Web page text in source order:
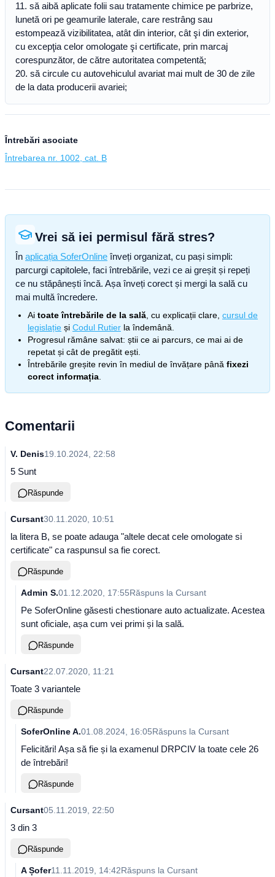
11. să aibă aplicate folii sau tratamente chimice pe parbrize,
lunetă ori pe geamurile laterale, care restrâng sau
estompează vizibilitatea, atât din interior, cât şi din exterior,
cu excepţia celor omologate şi certificate, prin marcaj
corespunzător, de către autoritatea competentă;
20. să circule cu autovehiculul avariat mai mult de 30 de zile
de la data producerii avariei;
Întrebări asociate
Întrebarea nr. 1002, cat. B
Vrei să iei permisul fără stres?
În aplicația SoferOnline înveți organizat, cu pași simpli:
parcurgi capitolele, faci întrebările, vezi ce ai greșit și repeți
ce nu stăpânești încă. Așa înveți corect și mergi la sală cu
mai multă încredere.
Ai toate întrebările de la sală , cu explicații clare, cursul de
legislație și Codul Rutier la îndemână.
Progresul rămâne salvat: știi ce ai parcurs, ce mai ai de
repetat și cât de pregătit ești.
Întrebările greșite revin în mediul de învățare până fixezi
corect informația
Comentarii
V. Denis19.10.2024, 22:58
5 Sunt
Răspunde
Cursant30.11.2020, 10:51
la litera B, se poate adauga "altele decat cele omologate si
certificate" ca raspunsul sa fie corect.
Răspunde
Admin S.01.12.2020, 17:55Răspuns la Cursant
Pe SoferOnline găsesti chestionare auto actualizate. Acestea
sunt oficiale, așa cum vei primi și la sală.
Răspunde
Cursant22.07.2020, 11:21
Toate 3 variantele
Răspunde
SoferOnline A.01.08.2024, 16:05Răspuns la Cursant
Felicitări! Așa să fie și la examenul DRPCIV la toate cele 26
de întrebări!
Răspunde
Cursant05.11.2019, 22:50
3 din 3
Răspunde
A Șofer11.11.2019, 14:42Răspuns la Cursant